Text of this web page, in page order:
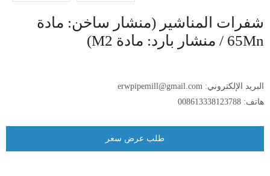
شفرات المناشير (منشار ساخن: مادة
65Mn / منشار بارد: مادة M2)
البريد الإلكتروني: erwpipemill@gmail.com
هاتف: 008613338123788
طلب عرض سعر